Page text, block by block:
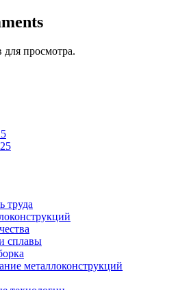
просмотра.
труда
сплавы
металлоконструкций